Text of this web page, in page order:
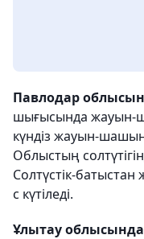
Павлодар
шығысында жауын-
күндіз жауын-
Облыстың
Солтүстік-батыстан
с күтіледі.
Ұлытау облысында